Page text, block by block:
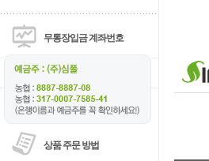
무통장입금 계좌번호
상품 주문 방법